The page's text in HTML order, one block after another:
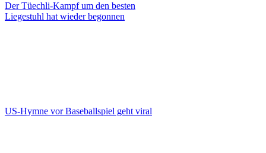
Der Tüechli-Kampf um den besten
Liegestuhl hat wieder begonnen
US-Hymne vor Baseballspiel geht viral